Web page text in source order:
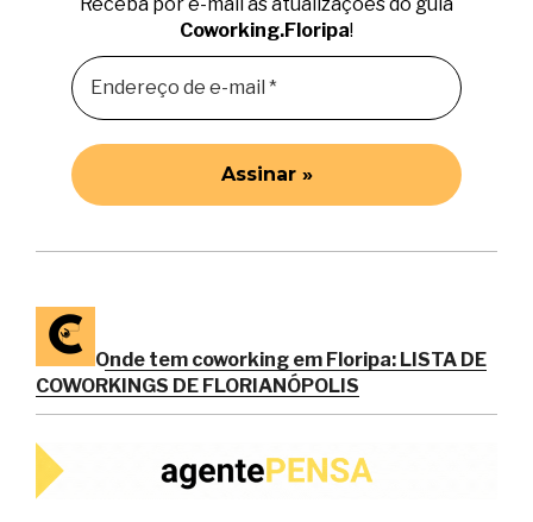
Receba por e-mail as atualizações do guia
Coworking.Floripa!
Onde tem coworking em Floripa: LISTA DE
COWORKINGS DE FLORIANÓPOLIS